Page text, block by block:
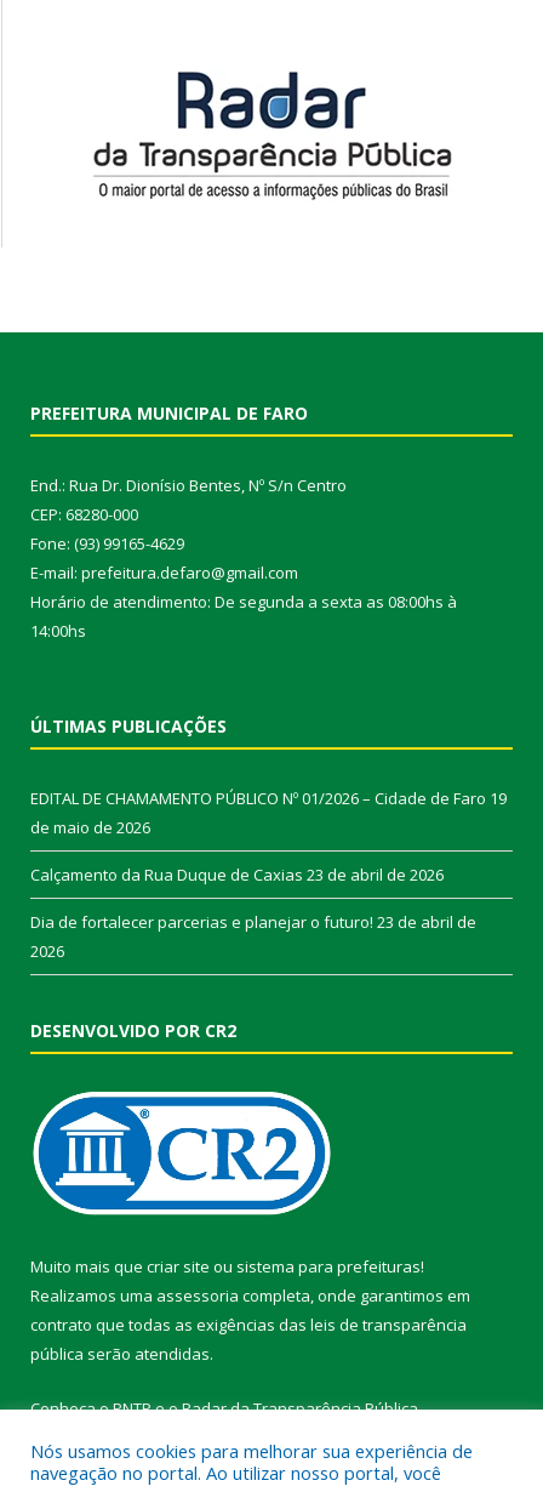
PREFEITURA MUNICIPAL DE FARO
End.: Rua Dr. Dionísio Bentes, Nº S/n Centro
CEP: 68280-000
Fone: (93) 99165-4629
E-mail: prefeitura.defaro@gmail.com
Horário de atendimento: De segunda a sexta as 08:00hs à
14:00hs
ÚLTIMAS PUBLICAÇÕES
EDITAL DE CHAMAMENTO PÚBLICO Nº 01/2026 – Cidade de Faro 19
de maio de 2026
Calçamento da Rua Duque de Caxias 23 de abril de 2026
Dia de fortalecer parcerias e planejar o futuro! 23 de abril de
2026
DESENVOLVIDO POR CR2
Muito mais que criar site ou sistema para prefeituras!
Realizamos uma assessoria completa, onde garantimos em
contrato que todas as exigências das leis de transparência
pública serão atendidas.
Conheça oPNTPe oRadar da Transparência Pública
Nós usamos cookies para melhorar sua experiência de
navegação no portal. Ao utilizar nosso portal, você